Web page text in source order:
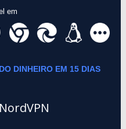
em
DINHEIRO EM 15 DIAS